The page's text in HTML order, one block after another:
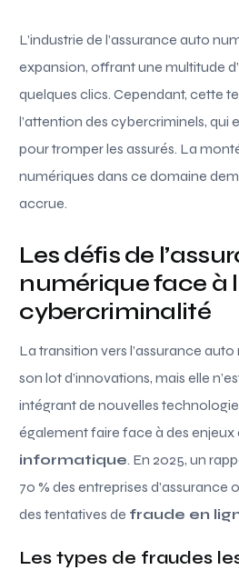
L’industrie de l’assurance auto
expansion, offrant une multitude
quelques clics. Cependant, cette
l’attention des cybercriminels, qui
pour tromper les assurés. La
numériques dans ce domaine
accrue.
Les défis de
numérique face à
cybercriminalité
La transition vers l’assurance
son lot d’innovations, mais elle
intégrant de nouvelles
également faire face à des enjeux
informatique. En 2025, un
70 % des entreprises
des tentatives de fraude en
Les types de fraudes